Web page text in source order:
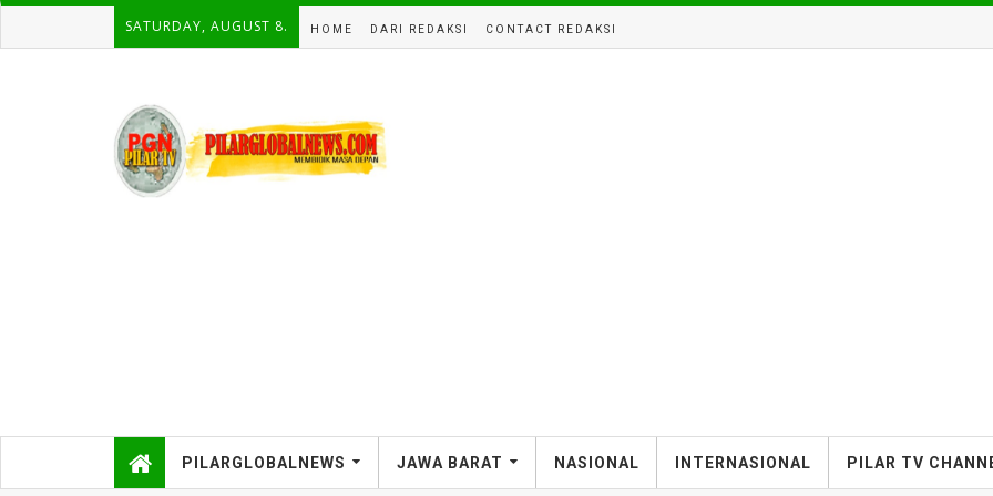
SATURDAY, AUGUST 8. HOME DARI REDAKSI CONTACT REDAKSI
PILARGLOBALNEWS JAWA BARAT NASIONAL INTERNASIONAL PILAR TV